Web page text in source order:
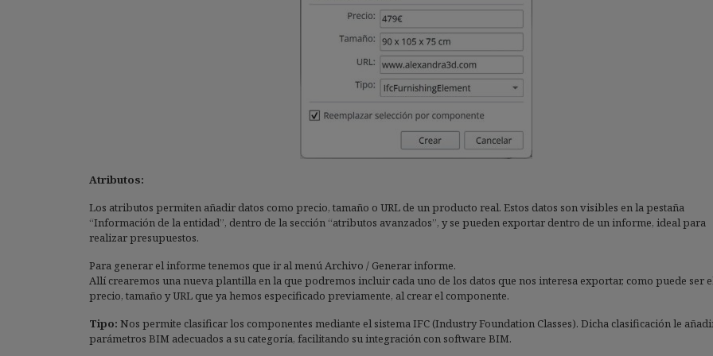
Atributos:
Los atributos permiten añadir datos como precio, tamaño o URL de un producto real. Estos datos son visibles en la pestaña
“Información de la entidad”, dentro de la sección “atributos avanzados”, y se pueden exportar dentro de un informe, ideal para
realizar presupuestos.
Para generar el informe tenemos que ir al menú Archivo / Generar informe.
Allí crearemos una nueva plantilla en la que podremos incluir cada uno de los datos que nos interesa exportar, como puede ser
precio, tamaño y URL que ya hemos especificado previamente, al crear el componente.
Tipo: Nos permite clasificar los componentes mediante el sistema IFC (Industry Foundation Classes). Dicha clasificación le
parámetros BIM adecuados a su categoría, facilitando su integración con software BIM.